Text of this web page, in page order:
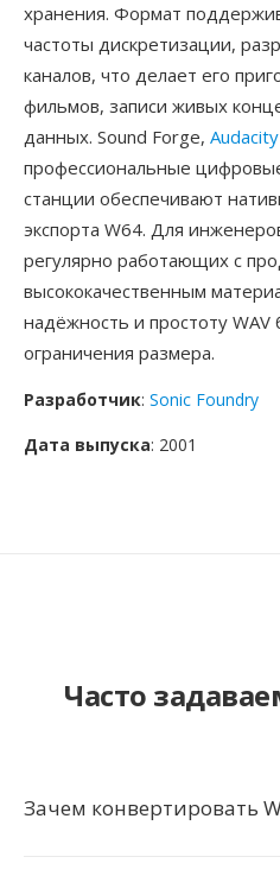
хранения. Формат
частоты дискретизации,
каналов, что делает его
фильмов, записи живых
данных. Sound Forge, Audacity
профессиональные
станции обеспечивают
экспорта W64. Для
регулярно работающих с
высококачественным
надёжность и простоту WAV
ограничения размера.
Разработчик: Sonic Foundry
Дата выпуска: 2001
Часто
Зачем конвертировать